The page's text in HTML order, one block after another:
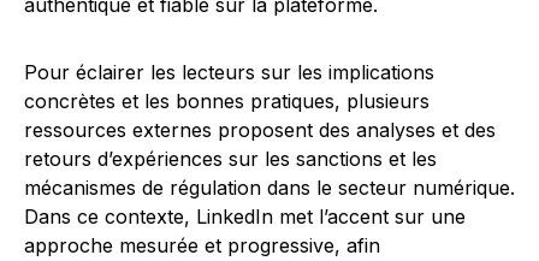
authentique et fiable sur la plateforme.
Pour éclairer les lecteurs sur les implications
concrètes et les bonnes pratiques, plusieurs
ressources externes proposent des analyses et des
retours d’expériences sur les sanctions et les
mécanismes de régulation dans le secteur numérique.
Dans ce contexte, LinkedIn met l’accent sur une
approche mesurée et progressive, afin